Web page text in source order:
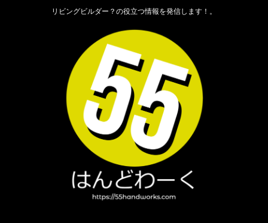
リビングビルダー？の役立つ情報を発信します！。